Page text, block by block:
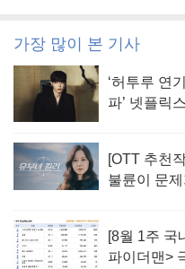
가장 많이 본 기사
‘허투루 연
파’ 넷플릭
[OTT 추천
불륜이 문
[8월 1주 국
파이더맨>